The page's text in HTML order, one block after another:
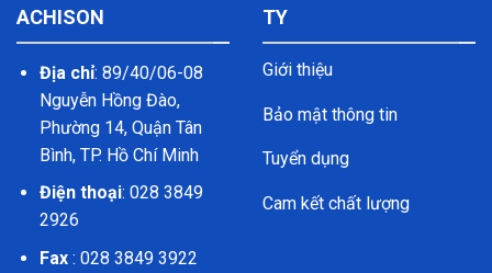
ACHISON
Địa chỉ: 89/40/06-08
Nguyễn Hồng Đào,
Phường 14, Quận Tân
Bình, TP. Hồ Chí Minh
Điện thoại: 028 3849
2926
Fax: 028 3849 3922
TY
Giới thiệu
Bảo mật thông tin
Tuyển dụng
Cam kết chất lượng